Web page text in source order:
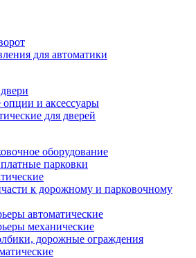
для автоматики
и аксессуары
для дверей
оборудование
парковки
к дорожному и парковочному
автоматические
механические
дорожные ограждения